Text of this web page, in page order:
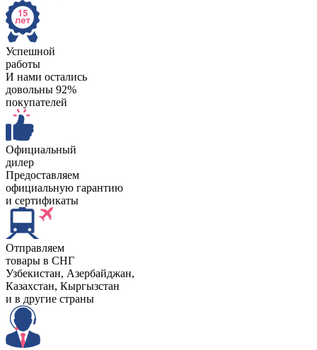
Успешной
работы
И нами остались
довольны 92%
покупателей
Официальный
дилер
Предоставляем
официальную гарантию
и сертификаты
Отправляем
товары в СНГ
Узбекистан, Aзербайджан,
Казахстан, Кыргызстан
и в другие страны